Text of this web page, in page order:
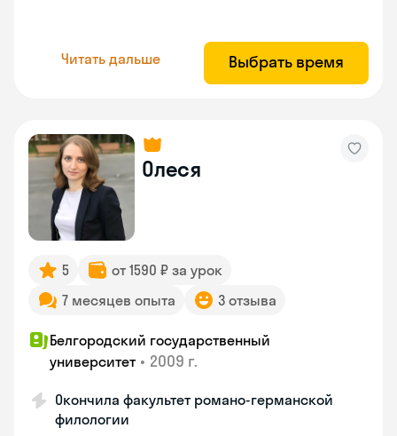
Читать дальше Выбрать время
Олеся
5
от 1590 ₽ за урок
7 месяцев опыта
3 отзыва
Белгородский государственный
университет • 2009 г.
Окончила факультет романо-германской
филологии